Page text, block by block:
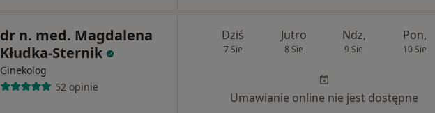
dr n. med. Magdalena
Kłudka-Sternik
Ginekolog
52 opinie
Dziś
7 Sie
Jutro
8 Sie
Ndz,
9 Sie
Pon,
10 Sie
Umawianie online nie jest dostępne